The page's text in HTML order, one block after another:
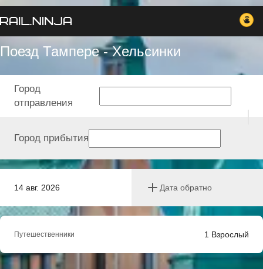
Поезд Тампере - Хельсинки
14 авг. 2026 Дата обратно
Город
отправления
Город прибытия
Путешественники 1 Взрослый